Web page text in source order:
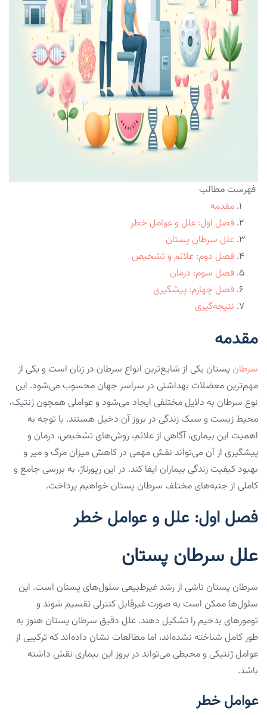
فهرست مطالب
مقدمه
فصل اول: علل و عوامل خطر
علل سرطان پستان
فصل دوم: علائم و تشخیص
فصل سوم: درمان
فصل چهارم: پیشگیری
نتیجه‌گیری
مقدمه
سرطان پستان یکی از شایع‌ترین انواع سرطان در زنان است و یکی از
مهم‌ترین معضلات بهداشتی در سراسر جهان محسوب می‌شود. این
نوع سرطان به دلایل مختلفی ایجاد می‌شود و عواملی همچون ژنتیک،
محیط زیست و سبک زندگی در بروز آن دخیل هستند. با توجه به
اهمیت این بیماری، آگاهی از علائم، روش‌های تشخیص، درمان و
پیشگیری از آن می‌تواند نقش مهمی در کاهش میزان مرگ و میر و
بهبود کیفیت زندگی بیماران ایفا کند. در این رپورتاژ، به بررسی جامع و
کاملی از جنبه‌های مختلف سرطان پستان خواهیم پرداخت.
فصل اول: علل و عوامل خطر
علل سرطان پستان
سرطان پستان ناشی از رشد غیرطبیعی سلول‌های پستان است. این
سلول‌ها ممکن است به صورت غیرقابل کنترلی تقسیم شوند و
تومورهای بدخیم را تشکیل دهند. علل دقیق سرطان پستان هنوز به
طور کامل شناخته نشده‌اند، اما مطالعات نشان داده‌اند که ترکیبی از
عوامل ژنتیکی و محیطی می‌تواند در بروز این بیماری نقش داشته
باشد.
عوامل خطر